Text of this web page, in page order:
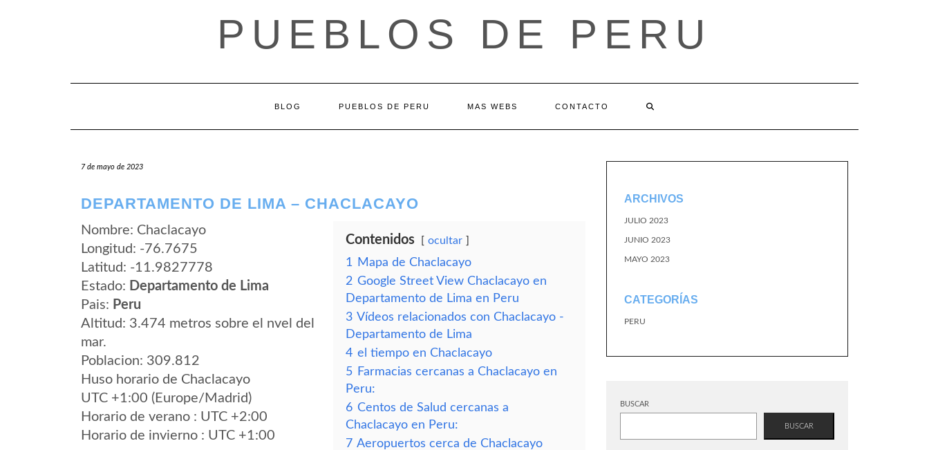
PUEBLOS DE PERU
BLOG PUEBLOS DE PERU MAS WEBS CONTACTO
7 de mayo de 2023
DEPARTAMENTO DE LIMA – CHACLACAYO
Nombre: Chaclacayo
Longitud: -76.7675
Latitud: -11.9827778
Estado: Departamento de Lima
Pais: Peru
Altitud: 3.474 metros sobre el nvel del
mar.
Poblacion: 309.812
Huso horario de Chaclacayo
UTC +1:00 (Europe/Madrid)
Horario de verano : UTC +2:00
Horario de invierno : UTC +1:00
Contenidos ocultar
1
Mapa de Chaclacayo
2 Google Street View Chaclacayo en
Departamento de Lima en Peru
3 Vídeos relacionados con Chaclacayo -
Departamento de Lima
4 el tiempo en Chaclacayo
5 Farmacias cercanas a Chaclacayo en
Peru:
6 Centos de Salud cercanas a
Chaclacayo en Peru:
7 Aeropuertos cerca de Chaclacayo
ARCHIVOS
JULIO 2023
JUNIO 2023
MAYO 2023
CATEGORÍAS
PERU
BUSCAR
BUSCAR